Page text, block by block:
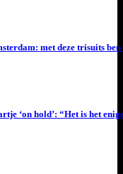
met deze trisuits ben
‘on hold’: “Het is het